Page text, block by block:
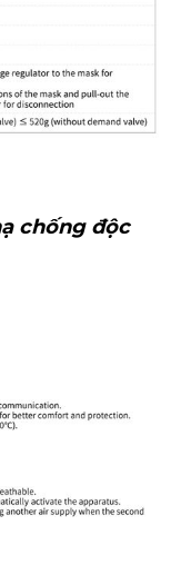
chống độc